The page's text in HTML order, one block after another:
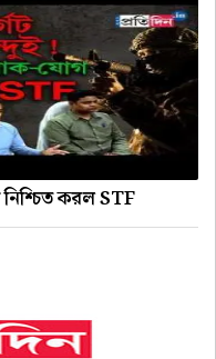
করল STF